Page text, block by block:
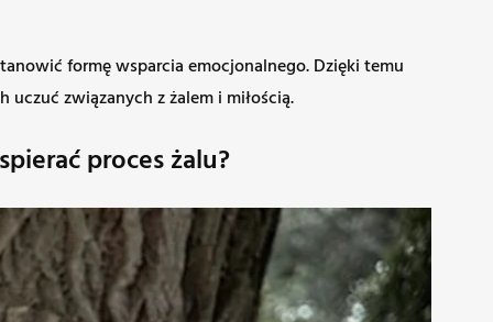
formę wsparcia emocjonalnego. Dzięki temu
związanych z żalem i miłością.
proces żalu?